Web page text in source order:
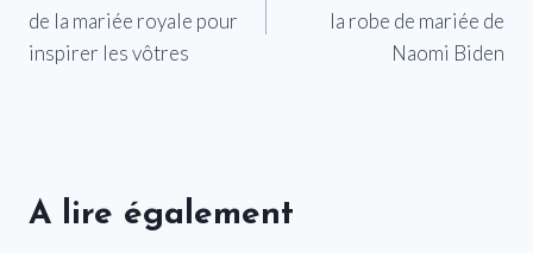
l’article
de la mariée royale pour
inspirer les vôtres
la robe de mariée de
Naomi Biden
A lire également